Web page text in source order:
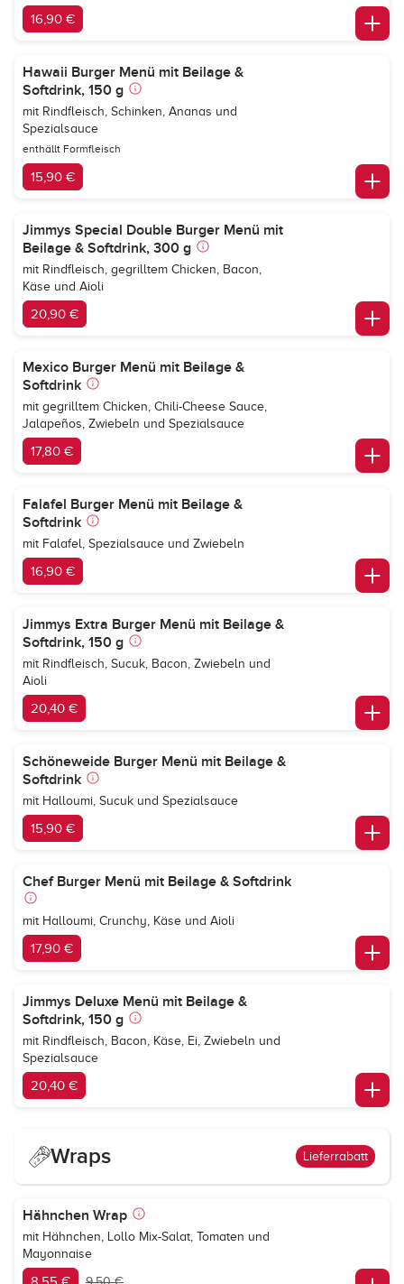
16,90 €
Hawaii Burger Menü mit Beilage &
Softdrink, 150 g
mit Rindfleisch, Schinken, Ananas und
Spezialsauce
enthällt Formfleisch
15,90 €
Jimmys Special Double Burger Menü mit
Beilage & Softdrink, 300 g
mit Rindfleisch, gegrilltem Chicken, Bacon,
Käse und Aioli
20,90 €
Mexico Burger Menü mit Beilage &
Softdrink
mit gegrilltem Chicken, Chili-Cheese Sauce,
Jalapeños, Zwiebeln und Spezialsauce
17,80 €
Falafel Burger Menü mit Beilage &
Softdrink
mit Falafel, Spezialsauce und Zwiebeln
16,90 €
Jimmys Extra Burger Menü mit Beilage &
Softdrink, 150 g
mit Rindfleisch, Sucuk, Bacon, Zwiebeln und
Aioli
20,40 €
Schöneweide Burger Menü mit Beilage &
Softdrink
mit Halloumi, Sucuk und Spezialsauce
15,90 €
Chef Burger Menü mit Beilage & Softdrink
mit Halloumi, Crunchy, Käse und Aioli
17,90 €
Jimmys Deluxe Menü mit Beilage &
Softdrink, 150 g
mit Rindfleisch, Bacon, Käse, Ei, Zwiebeln und
Spezialsauce
20,40 €
Wraps Lieferrabatt
Hähnchen Wrap
mit Hähnchen, Lollo Mix-Salat, Tomaten und
Mayonnaise